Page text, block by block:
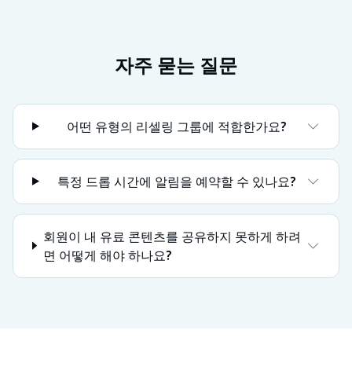
자주 묻는 질문
어떤 유형의 리셀링 그룹에 적합한가요?
특정 드롭 시간에 알림을 예약할 수 있나요?
회원이 내 유료 콘텐츠를 공유하지 못하게 하려
면 어떻게 해야 하나요?